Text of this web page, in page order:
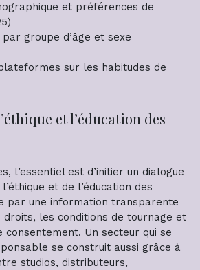
et préférences de
groupe d’âge et sexe
sur les habitudes de
et l’éducation des
l’essentiel est d’initier un dialogue
et de l’éducation des
par une information transparente
les conditions de tournage et
consentement. Un secteur qui se
se construit aussi grâce à
studios, distributeurs,